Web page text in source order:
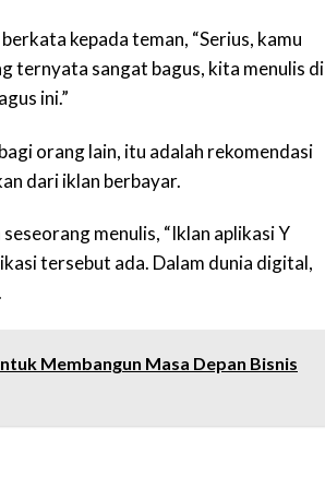
kepada teman, “Serius, kamu
ternyata sangat bagus, kita menulis di
ini.”
orang lain, itu adalah rekomendasi
dari iklan berbayar.
menulis, “Iklan aplikasi Y
tersebut ada. Dalam dunia digital,
Membangun Masa Depan Bisnis